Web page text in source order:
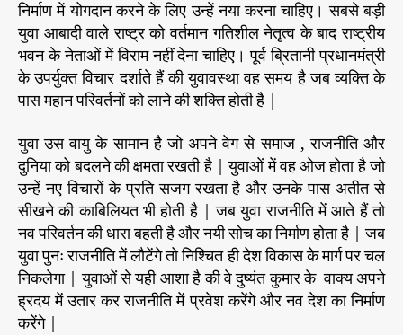
निर्माण में योगदान करने के लिए उन्हें नया करना चाहिए। सबसे बड़ी
युवा आबादी वाले राष्ट्र को वर्तमान गतिशील नेतृत्व के बाद राष्ट्रीय
भवन के नेताओं में विराम नहीं देना चाहिए। पूर्व ब्रितानी प्रधानमंत्री
के उपर्युक्त विचार दर्शाते हैं की युवावस्था वह समय है जब व्यक्ति के
पास महान परिवर्तनों को लाने की शक्ति होती है |
युवा उस वायु के सामान है जो अपने वेग से समाज , राजनीति और
दुनिया को बदलने की क्षमता रखती है | युवाओं में वह ओज होता है जो
उन्हें नए विचारों के प्रति सजग रखता है और उनके पास अतीत से
सीखने की काबिलियत भी होती है | जब युवा राजनीति में आते हैं तो
नव परिवर्तन की धारा बहती है और नयी सोच का निर्माण होता है | जब
युवा पुनः राजनीति में लौटेंगे तो निश्चित ही देश विकास के मार्ग पर चल
निकलेगा | युवाओं से यही आशा है की वे दुष्यंत कुमार के वाक्य अपने
ह्रदय में उतार कर राजनीति में प्रवेश करेंगे और नव देश का निर्माण
करेंगे |